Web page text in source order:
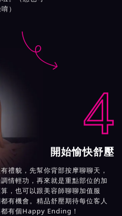
）

4
開始愉快舒壓
禮貌，先幫你背部按摩聊聊天，
情輕功，再來就是重點部位的加
，也可以跟美容師聊聊加值服
有機會。精品舒壓期待每位客人
有個Happy Ending！